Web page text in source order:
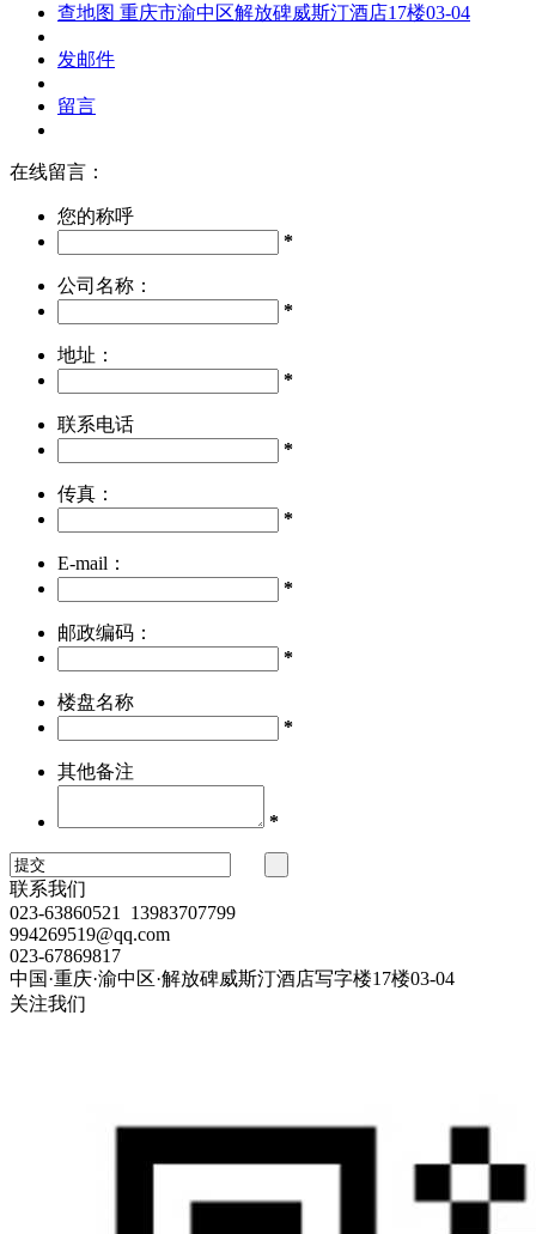
查地图 重庆市渝中区解放碑威斯汀酒店17楼03-04
发邮件
留言
在线留言：
您的称呼
*
公司名称：
*
地址：
*
联系电话
*
传真：
*
E-mail：
*
邮政编码：
*
楼盘名称
*
其他备注
*
联系我们
023-63860521 13983707799
994269519@qq.com
023-67869817
中国·重庆·渝中区·解放碑威斯汀酒店写字楼17楼03-04
关注我们